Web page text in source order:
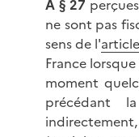
A § 27
ne sont pas
sens de l'
France
moment
précédant